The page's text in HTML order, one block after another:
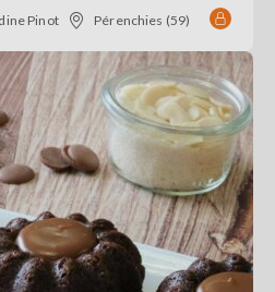
Pinot Pérenchies (59)